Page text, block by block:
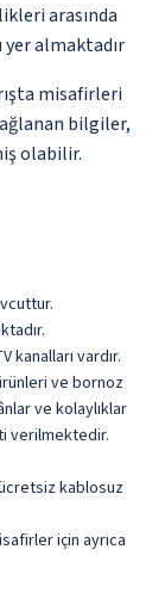
arasında
yer almaktadır
misafirleri
bilgiler,
olabilir.
vardır.
ve bornoz
ve kolaylıklar
verilmektedir.
ücretsiz kablosuz
için ayrıca